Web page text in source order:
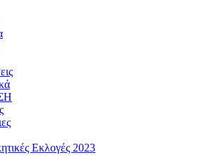
Εκλογές 2023